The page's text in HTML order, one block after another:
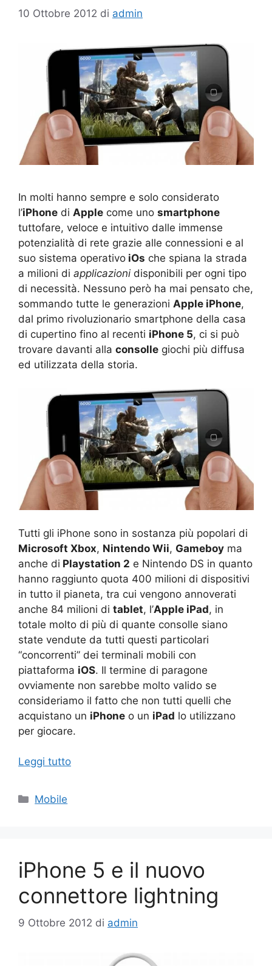
10 Ottobre 2012 di admin
In molti hanno sempre e solo considerato
l’iPhone di Apple come uno smartphone
tuttofare, veloce e intuitivo dalle immense
potenzialità di rete grazie alle connessioni e al
suo sistema operativo iOs che spiana la strada
a milioni di applicazioni disponibili per ogni tipo
di necessità. Nessuno però ha mai pensato che,
sommando tutte le generazioni Apple iPhone,
dal primo rivoluzionario smartphone della casa
di cupertino fino al recenti iPhone 5, ci si può
trovare davanti alla consolle giochi più diffusa
ed utilizzata della storia.
Tutti gli iPhone sono in sostanza più popolari di
Microsoft Xbox, Nintendo Wii, Gameboy ma
anche di Playstation 2 e Nintendo DS in quanto
hanno raggiunto quota 400 milioni di dispositivi
in tutto il pianeta, tra cui vengono annoverati
anche 84 milioni di tablet, l’Apple iPad, in
totale molto di più di quante consolle siano
state vendute da tutti questi particolari
“concorrenti” dei terminali mobili con
piattaforma iOS. Il termine di paragone
ovviamente non sarebbe molto valido se
consideriamo il fatto che non tutti quelli che
acquistano un iPhone o un iPad lo utilizzano
per giocare.
Leggi tutto
Categorie
Mobile
iPhone 5 e il nuovo
connettore lightning
9 Ottobre 2012 di admin